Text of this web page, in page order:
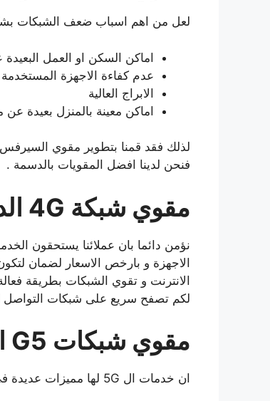
لعل من اهم اسباب ضعف الشبكات
اماكن السكن او العمل
عدم كفاءة الاجهزة
الابراج العالية
اماكن معينة بالمنزل بعيدة
لذلك فقد قمنا بتطوير مقوي
فنحن لدينا افضل المقويات بالدسمة .
مقوي شبكة 4 G الدسمة
نؤمن دائما بان عملائنا يستحقون
الاجهزة و بارخص الاسعار لضمان
الانترنت و تقوي الشبكات بطريقة
لكم تصفح سريع على شبكات التواصل
مقوي شبكات
ان خدمات ال 5G لها مميزات عديدة في مجال مقوي السريفي ومن افضل المميزات هي :